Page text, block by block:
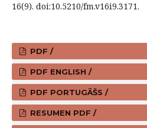
16(9). doi:10.5210/fm.v16i9.3171.
PDF /
PDF ENGLISH /
PDF PORTUGÃŠS /
RESUMEN PDF /